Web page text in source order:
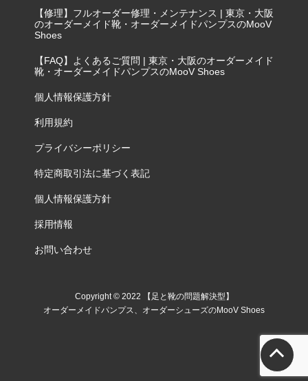
【修理】フルオーダー修理・メンテナンス | 東京・大阪
のオーダーメイド靴・オーダーメイドパンプスのMooV
Shoes
【FAQ】よくあるご質問 | 東京・大阪のオーダーメイド
靴・オーダーメイドパンプスのMooV Shoes
個人情報保護方針
利用規約
プライバシーポリシー
特定商取引法に基づく表記
個人情報保護方針
採用情報
お問い合わせ
Copyright © 2022 【足と靴の問題解決型】
オーダーメイドパンプス、オーダーシューズのMooV Shoes